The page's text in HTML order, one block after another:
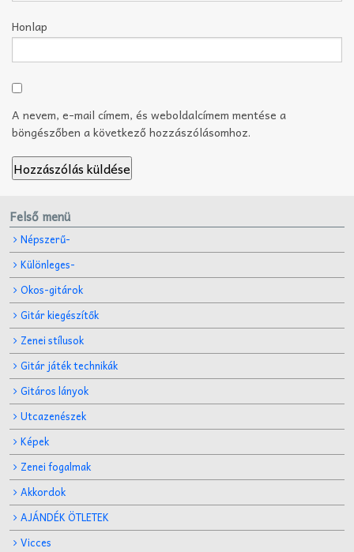
Honlap
A nevem, e-mail címem, és weboldalcímem mentése a
böngészőben a következő hozzászólásomhoz.
Felső menü
Népszerű-
Különleges-
Okos-gitárok
Gitár kiegészítők
Zenei stílusok
Gitár játék technikák
Gitáros lányok
Utcazenészek
Képek
Zenei fogalmak
Akkordok
AJÁNDÉK ÖTLETEK
Vicces